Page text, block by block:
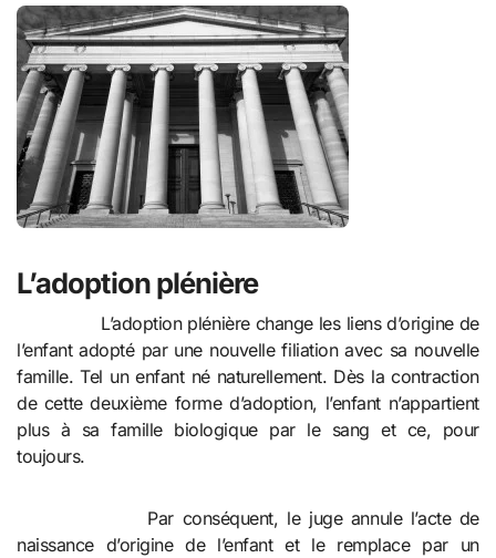
L’adoption plénière
L’adoption plénière change les liens d’origine de
l’enfant adopté par une nouvelle filiation avec sa nouvelle
famille. Tel un enfant né naturellement. Dès la contraction
de cette deuxième forme d’adoption, l’enfant n’appartient
plus à sa famille biologique par le sang et ce, pour
toujours.
Par conséquent, le juge annule l’acte de
naissance d’origine de l’enfant et le remplace par un